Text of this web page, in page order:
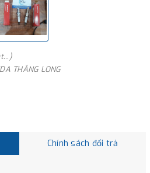
THĂNG LONG
Chính sách đổi trả